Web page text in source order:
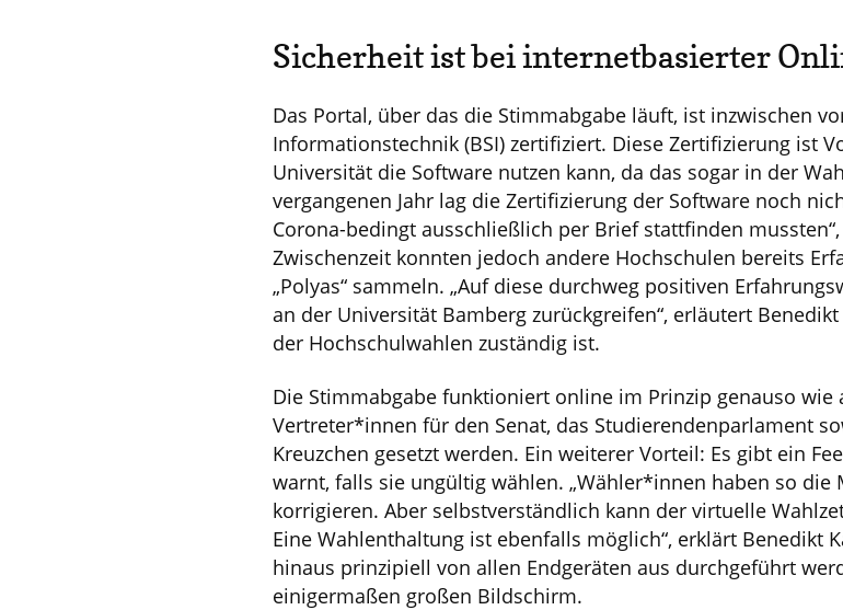
Sicherheit ist bei internetbasierter
Das Portal, über das die Stimmabgabe läuft, ist inzwischen
Informationstechnik (BSI) zertifiziert. Diese Zertifizierung ist
Universität die Software nutzen kann, da das sogar in der
vergangenen Jahr lag die Zertifizierung der Software noch
Corona-bedingt ausschließlich per Brief stattfinden
Zwischenzeit konnten jedoch andere Hochschulen bereits
„Polyas“ sammeln. „Auf diese durchweg positiven
an der Universität Bamberg zurückgreifen“, erläutert
der Hochschulwahlen zuständig ist.
Die Stimmabgabe funktioniert online im Prinzip genauso wie
Vertreter*innen für den Senat, das Studierendenparlament
Kreuzchen gesetzt werden. Ein weiterer Vorteil: Es gibt ein
warnt, falls sie ungültig wählen. „Wähler*innen haben so die
korrigieren. Aber selbstverständlich kann der virtuelle
Eine Wahlenthaltung ist ebenfalls möglich“, erklärt Benedikt
hinaus prinzipiell von allen Endgeräten aus durchgeführt
einigermaßen großen Bildschirm.